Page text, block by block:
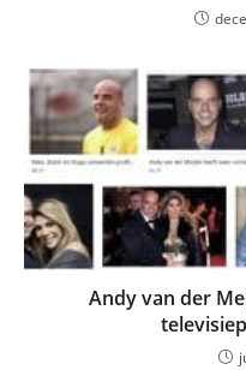
Andy van der